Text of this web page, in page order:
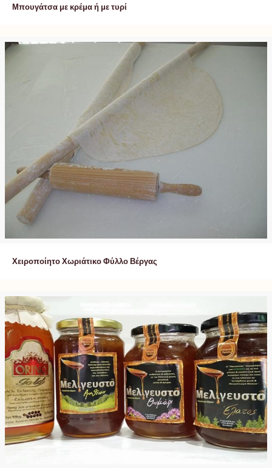
Μπουγάτσα με κρέμα ή με τυρί
Χειροποίητο Χωριάτικο Φύλλο Βέργας